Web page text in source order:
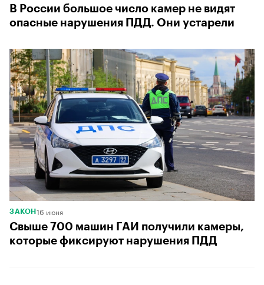
В России большое число камер не видят
опасные нарушения ПДД. Они устарели
ЗАКОН 16 июня
Свыше 700 машин ГАИ получили камеры,
которые фиксируют нарушения ПДД